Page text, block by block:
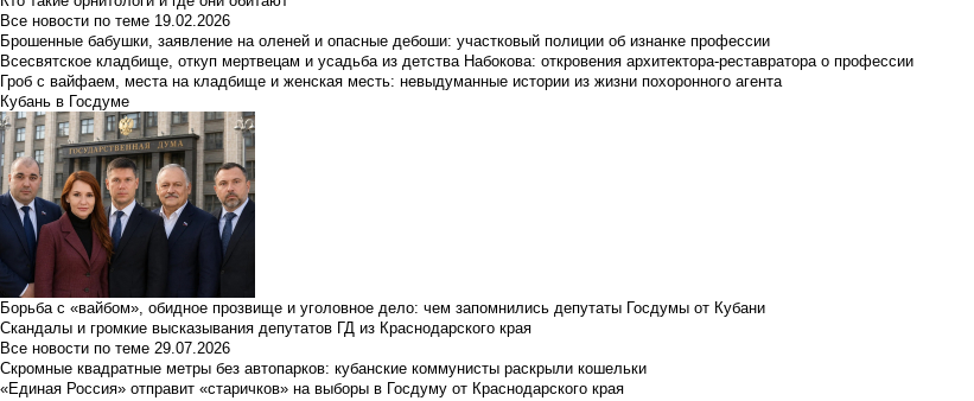
Все новости по теме 19.02.2026
Брошенные бабушки, заявление на оленей и опасные дебоши: участковый полиции об изнанке профессии
Всесвятское кладбище, откуп мертвецам и усадьба из детства Набокова: откровения архитектора-реставратора о профессии
Гроб с вайфаем, места на кладбище и женская месть: невыдуманные истории из жизни похоронного агента
Кубань в Госдуме
Борьба с «вайбом», обидное прозвище и уголовное дело: чем запомнились депутаты Госдумы от Кубани
Скандалы и громкие высказывания депутатов ГД из Краснодарского края
Все новости по теме 29.07.2026
Скромные квадратные метры без автопарков: кубанские коммунисты раскрыли кошельки
«Единая Россия» отправит «старичков» на выборы в Госдуму от Краснодарского края